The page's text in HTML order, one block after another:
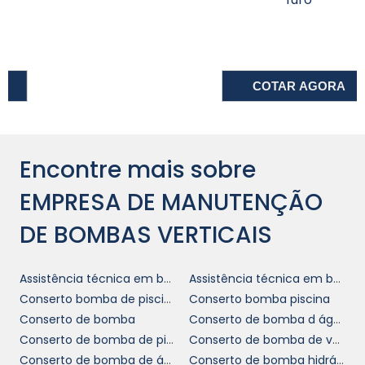
enfatiza a importância de um programa de
manutenção preventiva robusto, que não só
Investir em manutenção preventiva resulta
em menos tempo de inatividade, redução de
custos em reparos emergenciais e aumento
da duração do equipamento. Nossa equipe
que se encaixam no orçamento da sua
empresa, permitindo que se tenha sempre a
certeza de que as bombas estão em ótimo
estado de funcionamento.
Encontre mais sobre
EMPRESA DE MANUTENÇÃO
DE BOMBAS VERTICAIS
Assistência técnica em bombas abs
Assistência técnica em bombas sulzer
Conserto bomba de piscina
Conserto bomba piscina
Conserto de bomba
Conserto de bomba d água
Conserto de bomba de piscina
Conserto de bomba de vácuo
Conserto de bomba de água
Conserto de bomba hidráulica